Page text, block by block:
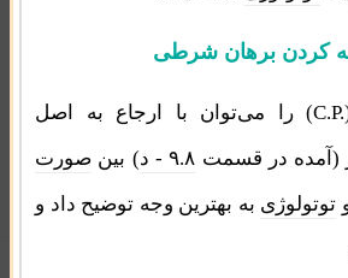
کردن برهان شرطی
C.P.) را می‌توان با ارجاع به اصل
(آمده در قسمت ۹.۸ - د ) بین صورت
توتولوژی به بهترین وجه توضیح داد و